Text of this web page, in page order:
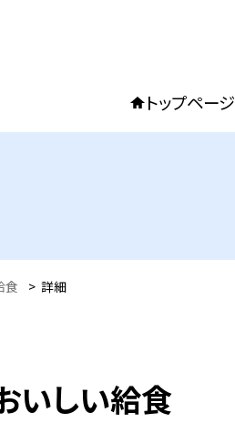
トップページ
食 > 詳細
いしい給食